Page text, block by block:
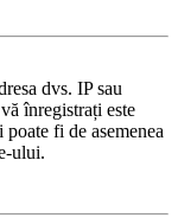
dvs. IP sau
înregistrați este
fi de asemenea
ului.